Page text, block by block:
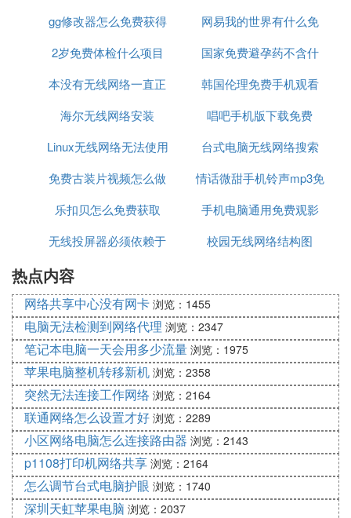
件
戏好玩
gg修改器怎么免费获得
脚本
网易我的世界有什么免
费枪械模组
2岁免费体检什么项目
国家免费避孕药不含什
么
本没有无线网络一直正
在识别
韩国伦理免费手机观看
海尔无线网络安装
唱吧手机版下载免费
Linux无线网络无法使用
台式电脑无线网络搜索
不到网络
免费古装片视频怎么做
的
情话微甜手机铃声mp3免
费下载
乐扣贝怎么免费获取
手机电脑通用免费观影
软件
无线投屏器必须依赖于
校园无线网络结构图
热点内容
网络共享中心没有网卡 浏览：1455
电脑无法检测到网络代理 浏览：2347
笔记本电脑一天会用多少流量 浏览：1975
苹果电脑整机转移新机 浏览：2358
突然无法连接工作网络 浏览：2164
联通网络怎么设置才好 浏览：2289
小区网络电脑怎么连接路由器 浏览：2143
p1108打印机网络共享 浏览：2164
怎么调节台式电脑护眼 浏览：1740
深圳天虹苹果电脑 浏览：2037